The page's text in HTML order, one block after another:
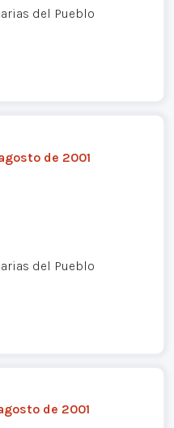
del Pueblo
de 2001
del Pueblo
de 2001